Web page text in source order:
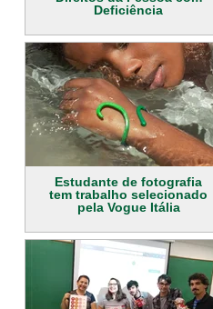
Deficiência
Estudante de fotografia
tem trabalho selecionado
pela Vogue Itália